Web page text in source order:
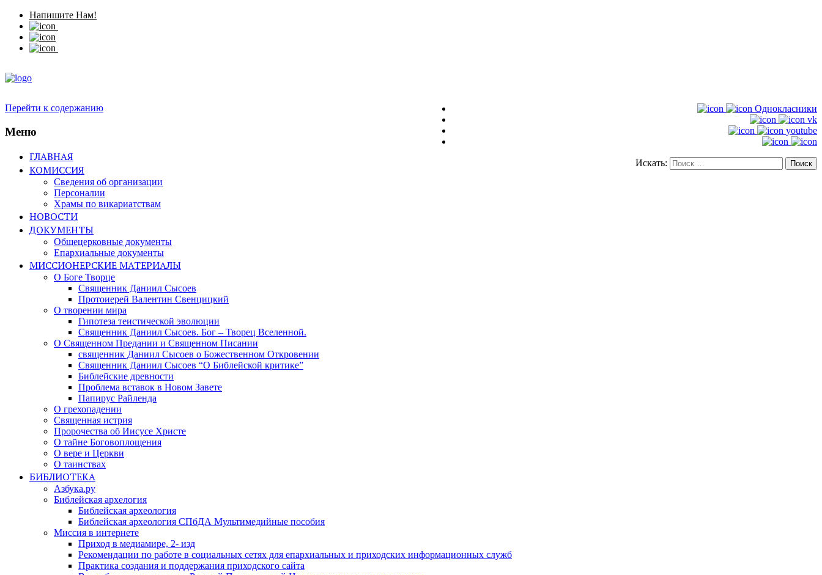
Напишите Нам!
Однокласники
vk
youtube
Искать:
Перейти к содержанию
Меню
ГЛАВНАЯ
КОМИССИЯ
Сведения об организации
Персоналии
Храмы по викариатствам
НОВОСТИ
ДОКУМЕНТЫ
Общецерковные документы
Епархиальные документы
МИССИОНЕРСКИЕ МАТЕРИАЛЫ
О Боге Творце
Священник Даниил Сысоев
Протоиерей Валентин Свенцицкий
О творении мира
Гипотеза теистической эволюции
Священник Даниил Сысоев. Бог – Творец Вселенной.
О Священном Предании и Священном Писании
священник Даниил Сысоев о Божественном Откровении
Священник Даниил Сысоев “О Библейской критике”
Библейские древности
Проблема вставок в Новом Завете
Папирус Райленда
О грехопадении
Священная истрия
Пророчества об Иисусе Христе
О тайне Боговоплощения
О вере и Церкви
О таинствах
БИБЛИОТЕКА
Азбука.ру
Библейская архелогия
Библейская археология
Библейская археология СПбДА Мультимедийные пособия
Миссия в интернете
Приход в медиамире, 2- изд
Рекомендации по работе в социальных сетях для епархиальных и приходских информационных служб
Практика создания и поддержания приходского сайта